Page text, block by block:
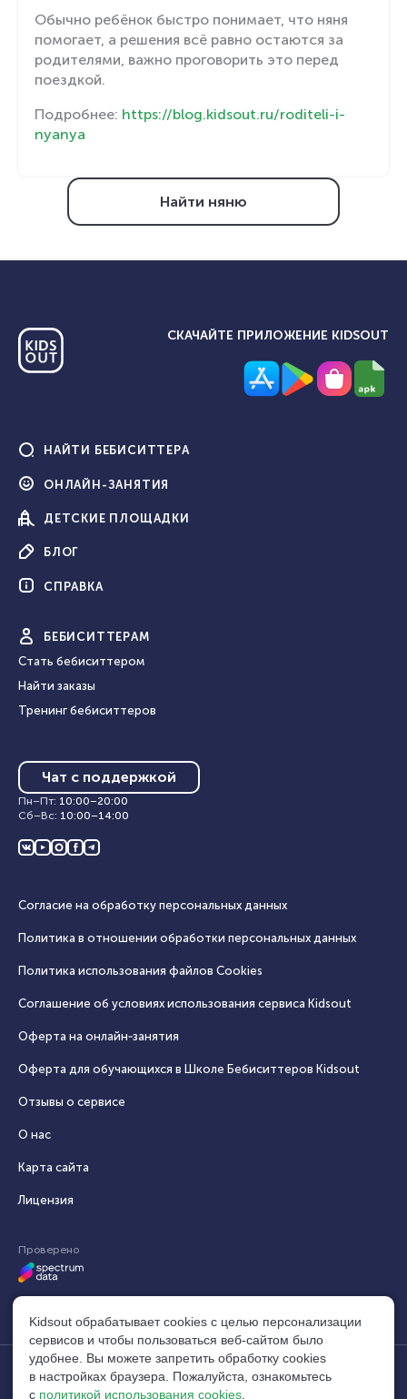
Обычно ребёнок быстро понимает, что няня
помогает, а решения всё равно остаются за
родителями, важно проговорить это перед
поездкой.
Подробнее: https://blog.kidsout.ru/roditeli-i-
nyanya
Найти няню
СКАЧАЙТЕ ПРИЛОЖЕНИЕ KIDSOUT
НАЙТИ БЕБИСИТТЕРА
ОНЛАЙН-ЗАНЯТИЯ
ДЕТСКИЕ ПЛОЩАДКИ
БЛОГ
СПРАВКА
БЕБИ СИТТЕРАМ
Стать бебиситтером
Найти заказы
Тренинг бебиситтеров
Чат с поддержкой
Пн–Пт: 10:00–20:00
Сб–Вс: 10:00–14:00
Согласие на обработку персональных данных
Политика в отношении обработки персональных данных
Политика использования файлов Cookies
Соглашение об условиях использования сервиса Кidsout
Оферта на онлайн‑занятия
Оферта для обучающихся в Школе Бебиситтеров Kidsout
Отзывы о сервисе
О нас
Карта сайта
Лицензия
Проверено
© 2014–2026, Кидсаут®. Все права защищены.
build:
Kidsout обрабатывает cookies с целью персонализации
сервисов и чтобы пользоваться веб-сайтом было
удобнее. Вы можете запретить обработку сookies
в настройках браузера. Пожалуйста, ознакомьтесь
с политикой использования cookies